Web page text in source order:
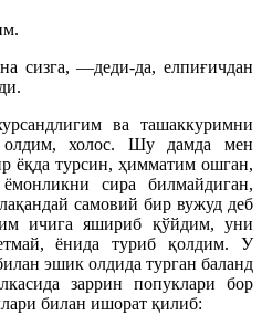
сизга, —деди-да, елпиғичдан
ва ташаккуримни
олдим, холос. Шу дамда мен
ёқда турсин, ҳимматим ошган,
сира билмайдиган,
самовий бир вужуд деб
ичига яшириб қўйдим, уни
ёнида туриб қолдим. У
эшик олдида турган баланд
заррин попуклари бор
билан ишорат қилиб: